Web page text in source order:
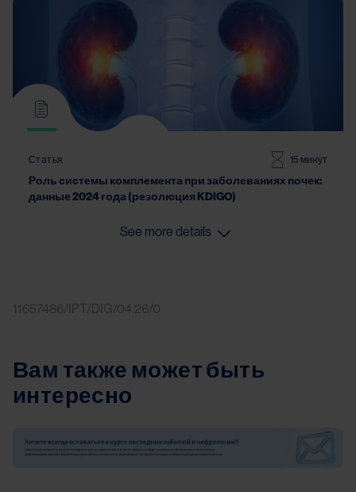
Статья 15 минут
Роль системы комплемента при заболеваниях почек:
данные 2024 года (резолюция KDIGO)
See more details
11657486/IPT/DIG/04.26/0
Вам также может быть
интересно